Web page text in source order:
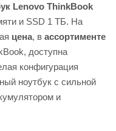
Lenovo ThinkBook
и SSD 1 ТБ. На
цена, в ассортименте
доступна
конфигурация
ноутбук с сильной
и